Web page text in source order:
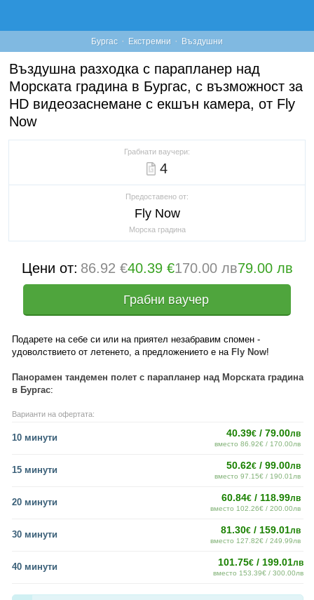
Бургас · Екстремни · Въздушни
Въздушна разходка с парапланер над
Морската градина в Бургас, с възможност за
HD видеозаснемане с екшън камера, от Fly
Now
Грабнати ваучери:
4
Предоставено от:
Fly Now
Морска градина
Цени от: 86.92 €40.39 €170.00 лв79.00 лв
Грабни ваучер
Подарете на себе си или на приятел незабравим спомен -
удоволствието от летенето, а предложението е на Fly Now!
Панорамен тандемен полет с парапланер над Морската градина
в Бургас:
Варианти на офертата:
10 минути 40.39€ / 79.00лв
вместо 86.92€ / 170.00лв
15 минути 50.62€ / 99.00лв
вместо 97.15€ / 190.01лв
20 минути 60.84€ / 118.99лв
вместо 102.26€ / 200.00лв
30 минути 81.30€ / 159.01лв
вместо 127.82€ / 249.99лв
40 минути 101.75€ / 199.01лв
вместо 153.39€ / 300.00лв